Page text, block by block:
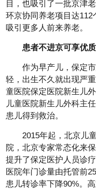
目，也吸引了一批京津
环京协同养老项目达112
吸引更多人前来养老。
患者不进京可享优
作为早产儿，保定
轻，出生不久就出现严
童医院保定医院新生儿
儿童医院新生儿外科主
患儿得到救治。
2015年起，北京儿
院，北京专家常态化来
提升了保定医护人员诊
医院年门诊量由托管前
患儿转诊率下降90%。